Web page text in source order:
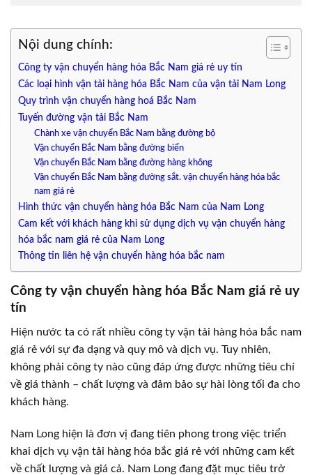
Nội dung chính:
Công ty vận chuyển hàng hóa Bắc Nam giá rẻ uy tín
Các loại hình vận tải hàng hóa Bắc Nam của vận tải Nam Long
Quy trình vận chuyển hàng hoá Bắc Nam
Tuyến đường vận tải Bắc Nam
Chành xe vận chuyển Bắc Nam bằng đường bộ
Vận chuyển Bắc Nam bằng đường biển
Vận chuyển Bắc Nam bằng đường hàng không
Vận chuyển Bắc Nam bằng đường sắt. vận chuyển hàng hóa bắc
nam giá rẻ
Hình thức vận chuyển hàng hóa Bắc Nam của Nam Long
Cam kết với khách hàng khi sử dụng dịch vụ vận chuyển hàng
hóa bắc nam giá rẻ của Nam Long
Thông tin liên hệ vận chuyển hàng hóa bắc nam
Công ty vận chuyển hàng hóa Bắc Nam giá rẻ uy
tín
Hiện nước ta có rất nhiều công ty vận tải hàng hóa bắc nam
giá rẻ với sự đa dạng và quy mô và dịch vụ. Tuy nhiên,
không phải công ty nào cũng đáp ứng được những tiêu chí
về giá thành – chất lượng và đảm bảo sự hài lòng tối đa cho
khách hàng.
Nam Long hiện là đơn vị đang tiên phong trong việc triển
khai dịch vụ vận tải hàng hóa bắc giá rẻ với những cam kết
về chất lượng và giá cả. Nam Long đang đặt mục tiêu trở